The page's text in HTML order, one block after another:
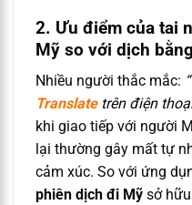
2. Ưu điểm của tai
Mỹ so với dịch
Nhiều người thắc mắc:
Translatetrên điện
khi giao tiếp với người
lại thường gây mất tự
cảm xúc. So với ứng
phiên dịch đi Mỹ sở